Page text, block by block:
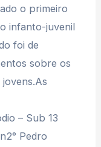
o primeiro
infanto-juvenil
foi de
sobre os
– Sub 13
Pedro